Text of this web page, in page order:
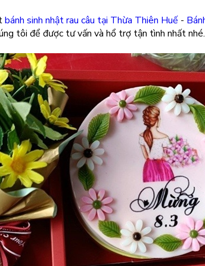
bánh sinh nhật rau câu tại Thừa Thiên Huế -
tôi để được tư vấn và hổ trợ tận tình nhất